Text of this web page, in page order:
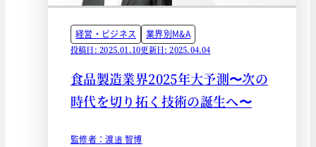
経営・ビジネス 業界別M&A
投稿日: 2025.01.10更新日: 2025.04.04
食品製造業界2025年大予測〜次の
時代を切り拓く技術の誕生へ〜
監修者：渡邉 智博